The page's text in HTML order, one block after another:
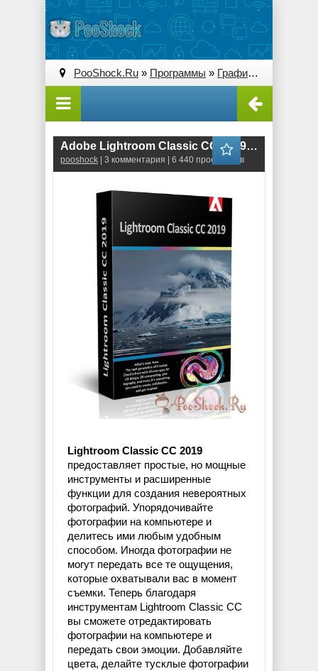
PooShock.Ru » Программы » Графические редакторы (2D)
Adobe Lightroom Classic CC 2019 (8.4.1.10) ML-RUS
pooshock | 3 комментария | 6 440 просмотров
Lightroom Classic CC 2019
предоставляет простые, но мощные
инструменты и расширенные
функции для создания невероятных
фотографий. Упорядочивайте
фотографии на компьютере и
делитесь ими любым удобным
способом. Иногда фотографии не
могут передать все те ощущения,
которые охватывали вас в момент
съемки. Теперь благодаря
инструментам Lightroom Classic CC
вы сможете отредактировать
фотографии на компьютере и
передать свои эмоции. Добавляйте
цвета, делайте тусклые фотографии